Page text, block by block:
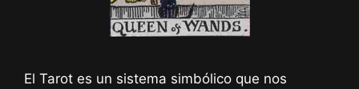
El Tarot es un sistema simbólico que nos